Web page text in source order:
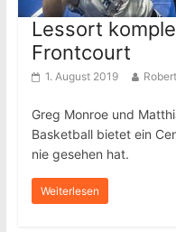
Lessort
Frontcourt
1. August 2019
Greg Monroe und
Basketball bietet ein
nie gesehen hat.
Weiterlesen